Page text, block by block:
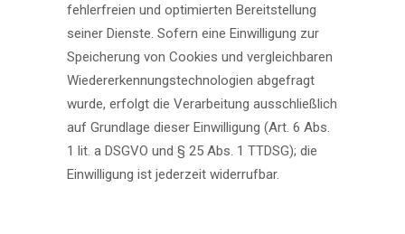
fehlerfreien und optimierten Bereitstellung
seiner Dienste. Sofern eine Einwilligung zur
Speicherung von Cookies und vergleichbaren
Wiedererkennungstechnologien abgefragt
wurde, erfolgt die Verarbeitung ausschließlich
auf Grundlage dieser Einwilligung (Art. 6 Abs.
1 lit. a DSGVO und § 25 Abs. 1 TTDSG); die
Einwilligung ist jederzeit widerrufbar.